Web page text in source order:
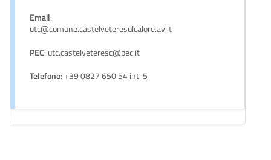
Email:
utc@comune.castelveteresulcalore.av.it
PEC: utc.castelveteresc@pec.it
Telefono: +39 0827 650 54 int. 5